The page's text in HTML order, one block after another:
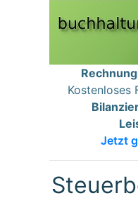
Kostenloses
Jetzt